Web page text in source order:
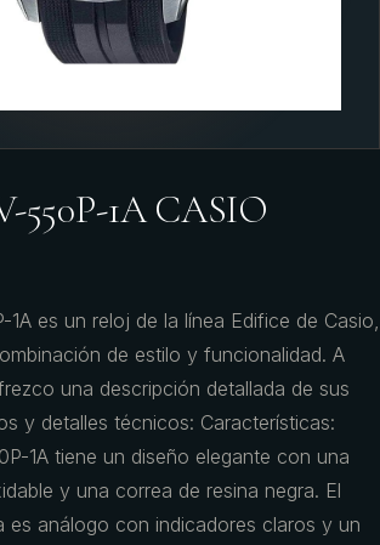
550P-1A CASIO
1A es un reloj de la línea Edifice de Casio,
de estilo y funcionalidad. A
una descripción detallada de sus
y detalles técnicos: Características:
1A tiene un diseño elegante con una
y una correa de resina negra. El
es análogo con indicadores claros y un